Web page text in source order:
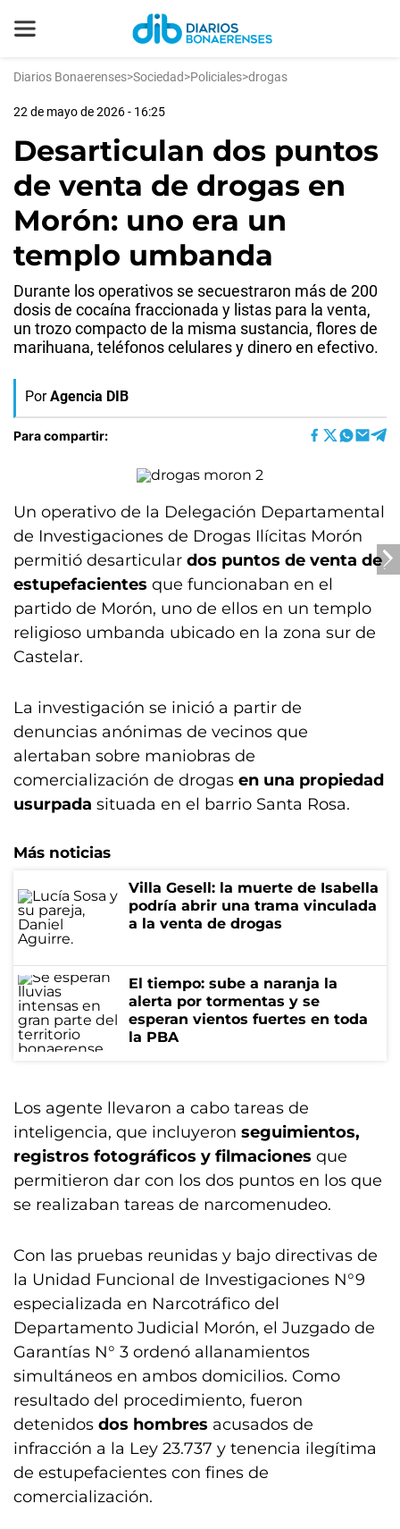
Diarios Bonaerenses>Sociedad>Policiales>drogas
22 de mayo de 2026 - 16:25
Desarticulan dos puntos
de venta de drogas en
Morón: uno era un
templo umbanda
Durante los operativos se secuestraron más de 200
dosis de cocaína fraccionada y listas para la venta,
un trozo compacto de la misma sustancia, flores de
marihuana, teléfonos celulares y dinero en efectivo.
Por Agencia DIB
Para compartir:
Un operativo de la Delegación Departamental
de Investigaciones de Drogas Ilícitas Morón
permitió desarticular dos puntos de venta de
estupefacientes que funcionaban en el
partido de Morón, uno de ellos en un templo
religioso umbanda ubicado en la zona sur de
Castelar.
La investigación se inició a partir de
denuncias anónimas de vecinos que
alertaban sobre maniobras de
comercialización de drogas en una propiedad
usurpada situada en el barrio Santa Rosa.
Más noticias
Villa Gesell: la muerte de Isabella
podría abrir una trama vinculada
a la venta de drogas
El tiempo: sube a naranja la
alerta por tormentas y se
esperan vientos fuertes en toda
la PBA
Los agente llevaron a cabo tareas de
inteligencia, que incluyeron seguimientos,
registros fotográficos y filmaciones que
permitieron dar con los dos puntos en los que
se realizaban tareas de narcomenudeo.
Con las pruebas reunidas y bajo directivas de
la Unidad Funcional de Investigaciones N°9
especializada en Narcotráfico del
Departamento Judicial Morón, el Juzgado de
Garantías N° 3 ordenó allanamientos
simultáneos en ambos domicilios. Como
resultado del procedimiento, fueron
detenidos dos hombres acusados de
infracción a la Ley 23.737 y tenencia ilegítima
de estupefacientes con fines de
comercialización.